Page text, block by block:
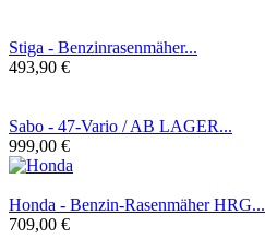
Stiga - Benzinrasenmäher...
493,90 €
Sabo - 47-Vario / AB LAGER...
999,00 €
Honda - Benzin-Rasenmäher HRG...
709,00 €